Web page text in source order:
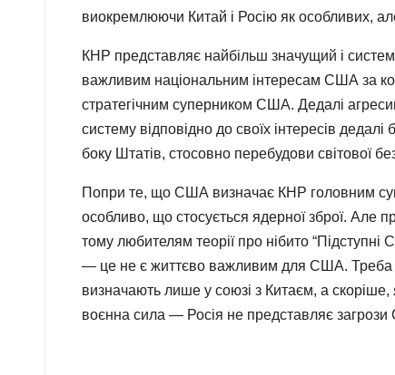
виокремлюючи Китай і Росію як особливих,
КНР представляє найбільш значущий і
важливим національним інтересам США за
стратегічним суперником США. Дедалі
систему відповідно до своїх інтересів
боку Штатів, стосовно перебудови світової
Попри те, що США визначає КНР головним
особливо, що стосується ядерної зброї. Але
тому любителям теорії про нібито
— це не є життєво важливим для США. Треба
визначають лише у союзі з Китаєм, а скоріше,
воєнна сила — Росія не представляє